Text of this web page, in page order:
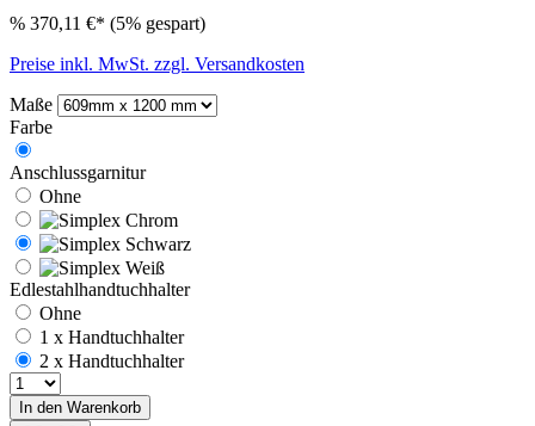
% 370,11 €* (5% gespart)
Preise inkl. MwSt. zzgl. Versandkosten
Maße
Farbe
Anschlussgarnitur
Ohne
Edlestahlhandtuchhalter
Ohne
1 x Handtuchhalter
2 x Handtuchhalter
In den Warenkorb